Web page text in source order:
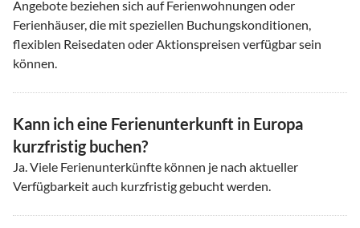
Angebote beziehen sich auf Ferienwohnungen oder
Ferienhäuser, die mit speziellen Buchungskonditionen,
flexiblen Reisedaten oder Aktionspreisen verfügbar sein
können.
Kann ich eine Ferienunterkunft in Europa
kurzfristig buchen?
Ja. Viele Ferienunterkünfte können je nach aktueller
Verfügbarkeit auch kurzfristig gebucht werden.